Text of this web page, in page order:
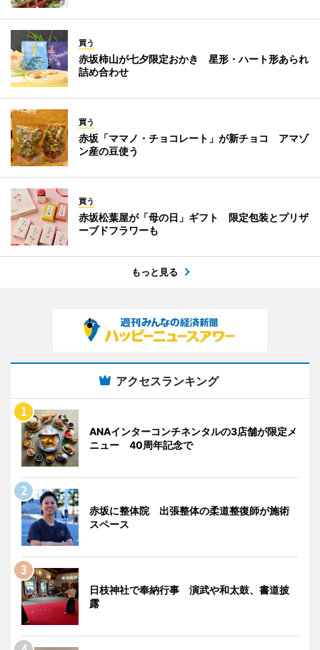
買う
赤坂柿山が七夕限定おかき 星形・ハート形あられ
詰め合わせ
買う
赤坂「ママノ・チョコレート」が新チョコ アマゾ
ン産の豆使う
買う
赤坂松葉屋が「母の日」ギフト 限定包装とプリザ
ーブドフラワーも
もっと見る
アクセスランキング
ANAインターコンチネンタルの3店舗が限定メ
ニュー 40周年記念で
赤坂に整体院 出張整体の柔道整復師が施術
スペース
日枝神社で奉納行事 演武や和太鼓、書道披
露